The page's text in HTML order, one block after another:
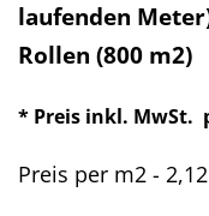
laufenden
Rollen (800 m2)
* Preis inkl. MwSt.
Preis per m2 -